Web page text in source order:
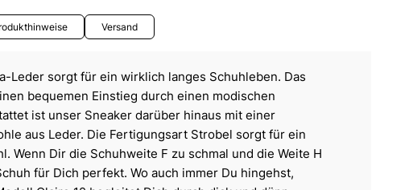
Versand
Leder sorgt für ein wirklich langes Schuhleben. Das
bequemen Einstieg durch einen modischen
ist unser Sneaker darüber hinaus mit einer
aus Leder. Die Fertigungsart Strobel sorgt für ein
Wenn Dir die Schuhweite F zu schmal und die Weite H
für Dich perfekt. Wo auch immer Du hingehst,